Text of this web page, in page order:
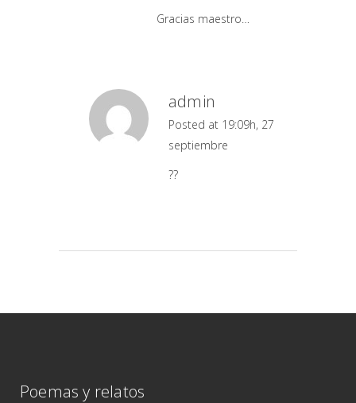
Gracias maestro…
admin
Posted at 19:09h, 27
septiembre
??
Poemas y relatos